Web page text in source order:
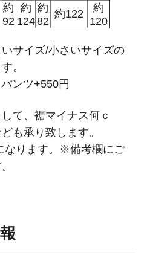
約
92
約
124
約
82
約122
約
120
サイズ/小さいサイズの
。
ンツ+550円
て、裾マイナス何ｃ
も承り致します。
なります。※備考欄にご